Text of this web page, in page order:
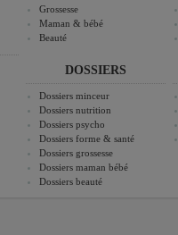
Grossesse
Maman & bébé
Beauté
DOSSIERS
Dossiers minceur
Dossiers nutrition
Dossiers psycho
Dossiers forme & santé
Dossiers grossesse
Dossiers maman bébé
Dossiers beauté